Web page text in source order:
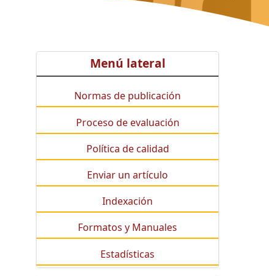
Menú lateral
Normas de publicación
Proceso de evaluación
Política de calidad
Enviar un artículo
Indexación
Formatos y Manuales
Estadísticas